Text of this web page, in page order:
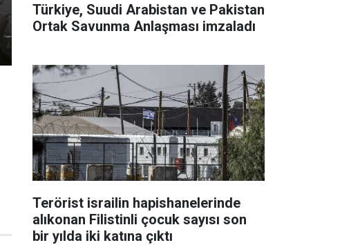
Türkiye, Suudi Arabistan ve Pakistan
Ortak Savunma Anlaşması imzaladı
Terörist israilin hapishanelerinde
alıkonan Filistinli çocuk sayısı son
bir yılda iki katına çıktı